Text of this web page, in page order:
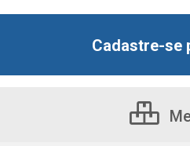
Cadastre-se